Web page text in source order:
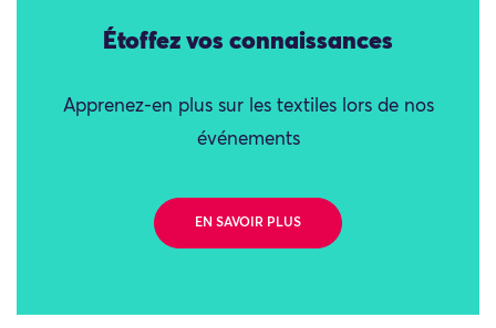
Étoffez vos connaissances
Apprenez-en plus sur les textiles lors de nos
événements
EN SAVOIR PLUS